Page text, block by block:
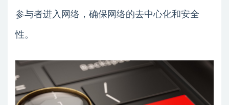
参与者进入网络，确保网络的去中心化和安全
性。